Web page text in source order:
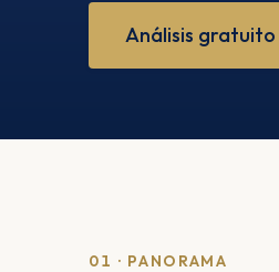
Análisis gratuito
01 · PANORAMA